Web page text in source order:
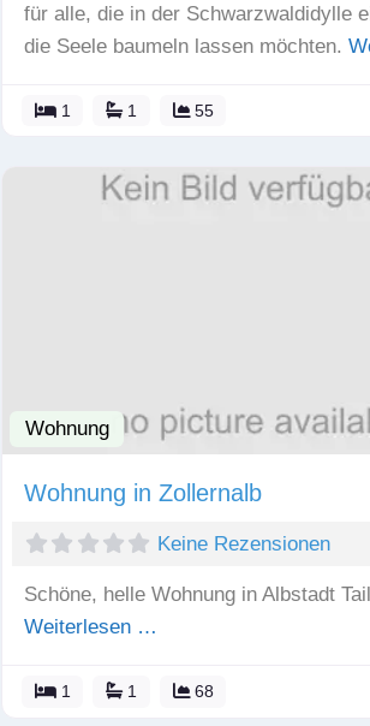
für alle, die in der Schwarzwaldidylle
die Seele baumeln lassen möchten.
1 1 55
Wohnung
Wohnung in Zollernalb
Keine Rezensionen
Schöne, helle Wohnung in Albstadt
Weiterlesen …
1 1 68